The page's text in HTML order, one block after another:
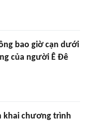
bao giờ cạn dưới
của người Ê Đê
khai chương trình